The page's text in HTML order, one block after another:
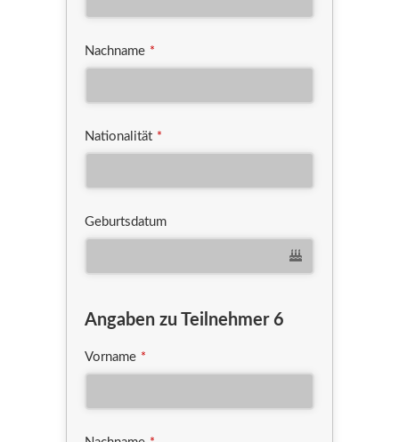
Nachname *
Nationalität *
Geburtsdatum
Angaben zu Teilnehmer 6
Vorname *